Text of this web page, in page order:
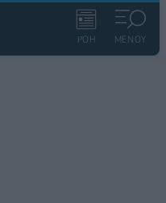
ΡΟΗ ΜΕΝΟΥ